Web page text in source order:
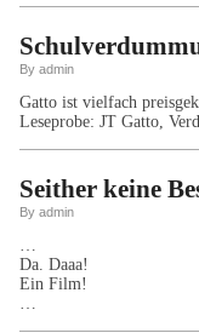
By admin
Gatto ist vielfach
Leseprobe: JT Gatto,
Seither keine
By admin
…
Da. Daaa!
Ein Film!
…